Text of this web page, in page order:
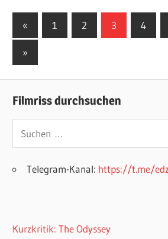
Seitennummerierung
der
Beiträge
« Vorherige
Beiträge
1 2 3 4
Nächste
Beiträge
»
Filmriss durchsuchen
Telegram-Kanal: https://t.me/
Kurzkritik: The Odyssey